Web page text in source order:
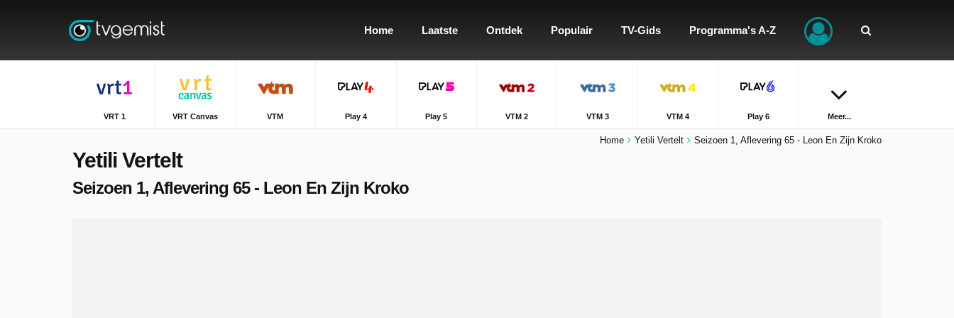
Home Laatste Ontdek Populair TV-Gids Programma's A-Z
VRT 1 VRT Canvas VTM Play 4 Play 5 VTM 2 VTM 3 VTM 4 Play 6 Meer...
Home Yetili Vertelt Seizoen 1, Aflevering 65 - Leon En Zijn Kroko
Yetili Vertelt
Seizoen 1, Aflevering 65 - Leon En Zijn Kroko